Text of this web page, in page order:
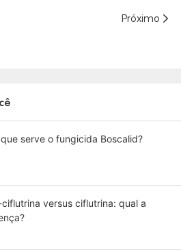
Próximo
serve o fungicida Boscalid?
versus ciflutrina: qual a